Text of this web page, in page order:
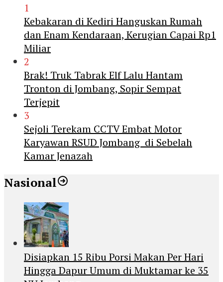
1
Kebakaran di Kediri Hanguskan Rumah
dan Enam Kendaraan, Kerugian Capai Rp1
Miliar
2
Brak! Truk Tabrak Elf Lalu Hantam
Tronton di Jombang, Sopir Sempat
Terjepit
3
Sejoli Terekam CCTV Embat Motor
Karyawan RSUD Jombang di Sebelah
Kamar Jenazah
Nasional
Disiapkan 15 Ribu Porsi Makan Per Hari
Hingga Dapur Umum di Muktamar ke 35